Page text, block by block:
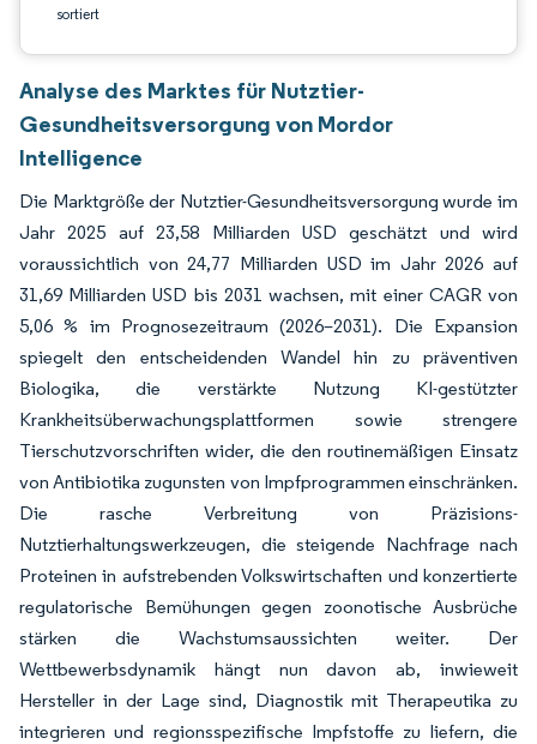
sortiert
Analyse des Marktes für Nutztier-
Gesundheitsversorgung von Mordor
Intelligence
Die Marktgröße der Nutztier-Gesundheitsversorgung wurde im
Jahr 2025 auf 23,58 Milliarden USD geschätzt und wird
voraussichtlich von 24,77 Milliarden USD im Jahr 2026 auf
31,69 Milliarden USD bis 2031 wachsen, mit einer CAGR von
5,06 % im Prognosezeitraum (2026–2031). Die Expansion
spiegelt den entscheidenden Wandel hin zu präventiven
Biologika, die verstärkte Nutzung KI-gestützter
Krankheitsüberwachungsplattformen sowie strengere
Tierschutzvorschriften wider, die den routinemäßigen Einsatz
von Antibiotika zugunsten von Impfprogrammen einschränken.
Die rasche Verbreitung von Präzisions-
Nutztierhaltungswerkzeugen, die steigende Nachfrage nach
Proteinen in aufstrebenden Volkswirtschaften und konzertierte
regulatorische Bemühungen gegen zoonotische Ausbrüche
stärken die Wachstumsaussichten weiter. Der
Wettbewerbsdynamik hängt nun davon ab, inwieweit
Hersteller in der Lage sind, Diagnostik mit Therapeutika zu
integrieren und regionsspezifische Impfstoffe zu liefern, die